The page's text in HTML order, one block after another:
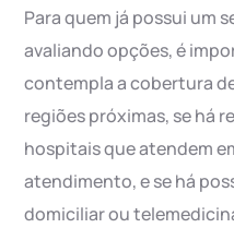
Para quem já possui um
avaliando opções, é
contempla a cobertura
regiões próximas, se há
hospitais que atendem
atendimento, e se há
domiciliar ou